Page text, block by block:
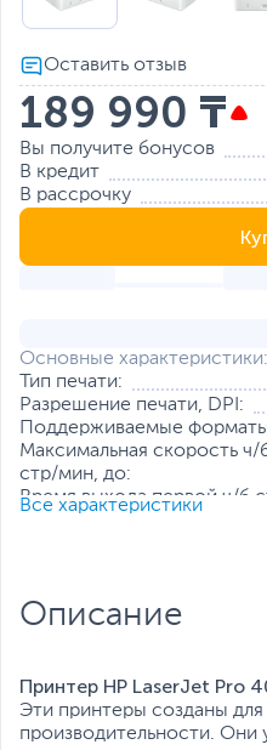
Основные характеристики:
Тип печати:
Разрешение печати, DPI:
Поддерживаемые
Максимальная скорость ч/
стр/мин, до:
Время выхода первой ч/б
листов:
Все характеристики
189 990 ₸
Вы получите бонусов
В кредит
В рассрочку
Описание
Принтер HP LaserJet Pro
Эти принтеры созданы
производительности. Они